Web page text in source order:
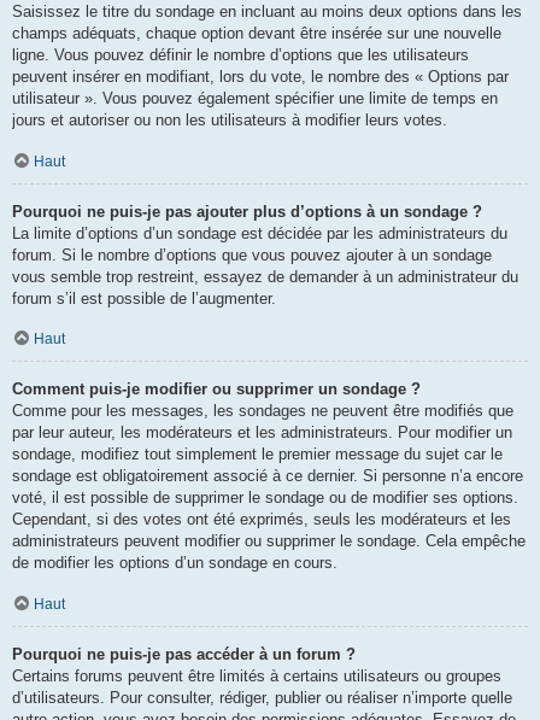
Saisissez le titre du sondage en incluant au moins deux options dans les
champs adéquats, chaque option devant être insérée sur une nouvelle
ligne. Vous pouvez définir le nombre d’options que les utilisateurs
peuvent insérer en modifiant, lors du vote, le nombre des « Options par
utilisateur ». Vous pouvez également spécifier une limite de temps en
jours et autoriser ou non les utilisateurs à modifier leurs votes.
Haut
Pourquoi ne puis-je pas ajouter plus d’options à un sondage ?
La limite d’options d’un sondage est décidée par les administrateurs du
forum. Si le nombre d’options que vous pouvez ajouter à un sondage
vous semble trop restreint, essayez de demander à un administrateur du
forum s’il est possible de l’augmenter.
Haut
Comment puis-je modifier ou supprimer un sondage ?
Comme pour les messages, les sondages ne peuvent être modifiés que
par leur auteur, les modérateurs et les administrateurs. Pour modifier un
sondage, modifiez tout simplement le premier message du sujet car le
sondage est obligatoirement associé à ce dernier. Si personne n’a encore
voté, il est possible de supprimer le sondage ou de modifier ses options.
Cependant, si des votes ont été exprimés, seuls les modérateurs et les
administrateurs peuvent modifier ou supprimer le sondage. Cela empêche
de modifier les options d’un sondage en cours.
Haut
Pourquoi ne puis-je pas accéder à un forum ?
Certains forums peuvent être limités à certains utilisateurs ou groupes
d’utilisateurs. Pour consulter, rédiger, publier ou réaliser n’importe quelle